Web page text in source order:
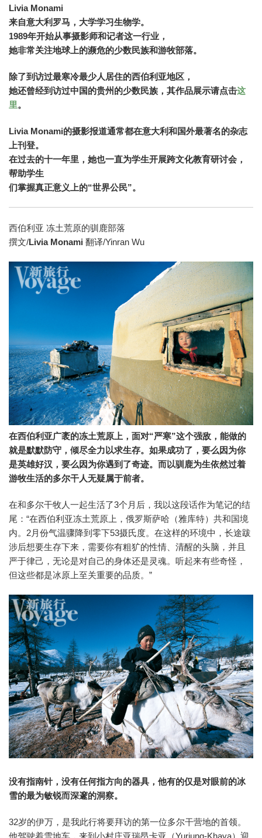
Livia Monami
来自意大利罗马，大学学习生物学。
1989年开始从事摄影师和记者这一行业，
她非常关注地球上的濒危的少数民族和游牧部落。
除了到访过最寒冷最少人居住的西伯利亚地区，
她还曾经到访过中国的贵州的少数民族，其作品展示请点击这
里。
Livia Monami的摄影报道通常都在意大利和国外最著名的杂志
上刊登。
在过去的十一年里，她也一直为学生开展跨文化教育研讨会，
帮助学生
们掌握真正意义上的“世界公民”。
西伯利亚 冻土荒原的驯鹿部落
撰文/Livia Monami 翻译/Yinran Wu
在西伯利亚广袤的冻土荒原上，面对“严寒”这个强敌，能做的
就是默默防守，倾尽全力以求生存。如果成功了，要么因为你
是英雄好汉，要么因为你遇到了奇迹。而以驯鹿为生依然过着
游牧生活的多尔干人无疑属于前者。
在和多尔干牧人一起生活了3个月后，我以这段话作为笔记的结
尾：“在西伯利亚冻土荒原上，俄罗斯萨哈（雅库特）共和国境
内。2月份气温骤降到零下53摄氏度。在这样的环境中，长途跋
涉后想要生存下来，需要你有粗犷的性情、清醒的头脑，并且
严于律己，无论是对自己的身体还是灵魂。听起来有些奇怪，
但这些都是冰原上至关重要的品质。”
没有指南针，没有任何指方向的器具，他有的仅是对眼前的冰
雪的最为敏锐而深邃的洞察。
32岁的伊万，是我此行将要拜访的第一位多尔干营地的首领。